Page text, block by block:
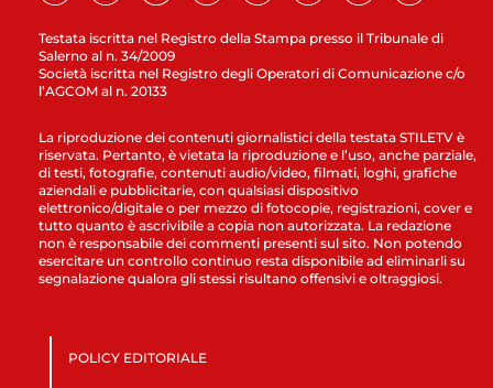
Testata iscritta nel Registro della Stampa presso il Tribunale di
Salerno al n. 34/2009
Società iscritta nel Registro degli Operatori di Comunicazione c/o
l’AGCOM al n. 20133
La riproduzione dei contenuti giornalistici della testata STILETV è
riservata. Pertanto, è vietata la riproduzione e l’uso, anche parziale,
di testi, fotografie, contenuti audio/video, filmati, loghi, grafiche
aziendali e pubblicitarie, con qualsiasi dispositivo
elettronico/digitale o per mezzo di fotocopie, registrazioni, cover e
tutto quanto è ascrivibile a copia non autorizzata. La redazione
non è responsabile dei commenti presenti sul sito. Non potendo
esercitare un controllo continuo resta disponibile ad eliminarli su
segnalazione qualora gli stessi risultano offensivi e oltraggiosi.
POLICY EDITORIALE